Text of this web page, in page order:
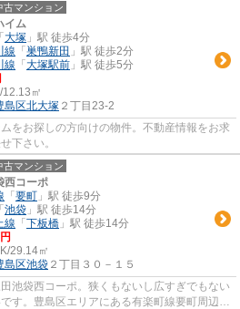
古マンション
イム
「 大塚 」駅 徒歩4分
線 「 巣鴨新田 」駅 徒歩2分
線 「 大塚駅前 」駅 徒歩5分
12.13㎡
島区北大塚 ２丁目23-2
をお探しの方向けの物件。不動産情報をお求
下さい。
古マンション
西コーポ
「 要町 」駅 徒歩9分
「 池袋 」駅 徒歩14分
線 「 下板橋 」駅 徒歩14分
29.14㎡
島区池袋 ２丁目３０－１５
池袋西コーポ。狭くもないし広すぎでもない
す。豊島区エリアにある有楽町線要町周辺で